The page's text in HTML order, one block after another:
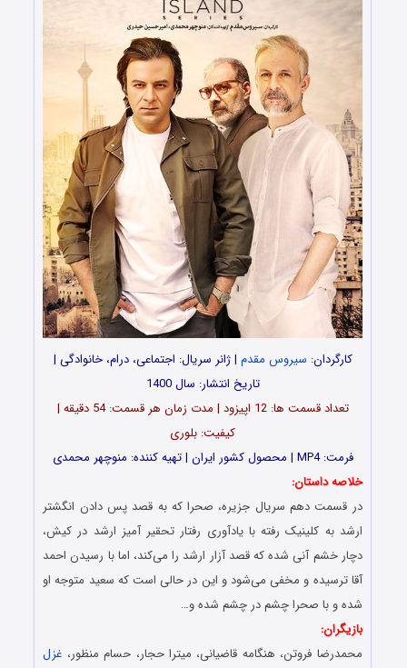
کارگردان: سیروس مقدم | ژانر سریال: اجتماعی، درام، خانوادگی |
تاریخ انتشار: سال 1400
تعداد قسمت ها: 12 اپیزود | مدت زمان هر قسمت: 54 دقیقه |
کیفیت: بلوری
فرمت: MP4 | محصول کشور ایران | تهیه کننده: منوچهر محمدی
خلاصه داستان:
در قسمت دهم سریال جزیره، صحرا که به قصد پس دادن انگشتر
ارشد به کلینیک رفته با یادآوری رفتار تحقیر آمیز ارشد در کیش،
دچار خشم آنی شده که قصد آزار ارشد را می‌کند، اما با رسیدن احمد
آقا ترسیده و مخفی می‌شود و این در حالی است که سعید متوجه او
شده و با صحرا چشم در چشم شده و…
بازیگران:
محمدرضا فروتن، هنگامه قاضیانی، میترا حجار، حسام منظور، غزل